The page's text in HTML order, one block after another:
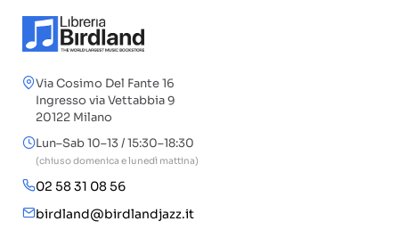
Via Cosimo Del Fante 16
Ingresso via Vettabbia 9
20122 Milano
Lun–Sab 10–13 / 15:30–18:30
(chiuso domenica e lunedì mattina)
02 58 31 08 56
birdland@birdlandjazz.it